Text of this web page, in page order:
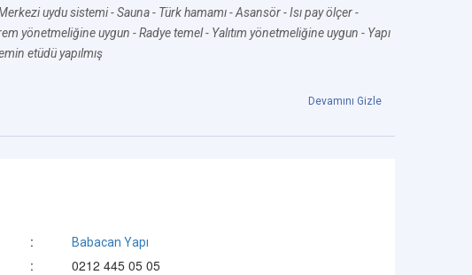
uydu sistemi- Sauna- Türk hamamı- Asansör- Isı pay ölçer-
yönetmeliğine uygun - Radye temel- Yalıtım yönetmeliğine uygun - Yapı
etüdü yapılmış
Devamını Gizle
: Babacan Yapı
:
0212 445 05 05